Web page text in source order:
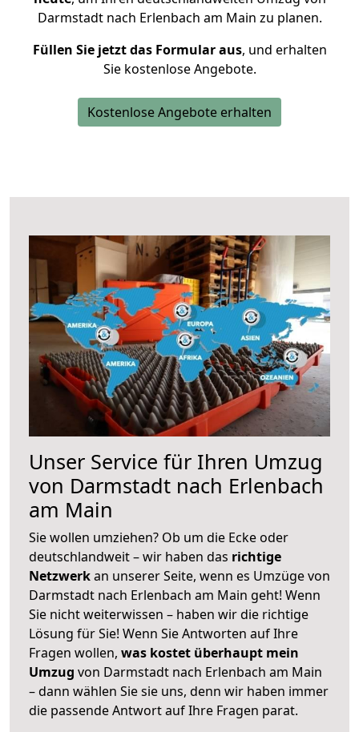
Darmstadt nach Erlenbach am Main zu planen.
Füllen Sie jetzt das Formular aus, und erhalten
Sie kostenlose Angebote.
Kostenlose Angebote erhalten
Unser Service für Ihren Umzug
von Darmstadt nach Erlenbach
am Main
Sie wollen umziehen? Ob um die Ecke oder
deutschlandweit – wir haben das richtige
Netzwerkan unserer Seite, wenn es Umzüge von
Darmstadt nach Erlenbach am Main geht! Wenn
Sie nicht weiterwissen – haben wir die richtige
Lösung für Sie! Wenn Sie Antworten auf Ihre
Fragen wollen, was kostet überhaupt mein
Umzug von Darmstadt nach Erlenbach am Main
– dann wählen Sie sie uns, denn wir haben immer
die passende Antwort auf Ihre Fragen parat.